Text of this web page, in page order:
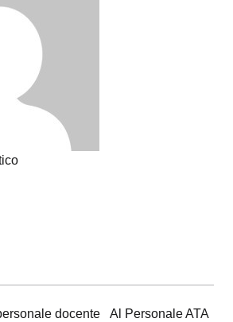
docente Al Personale ATA